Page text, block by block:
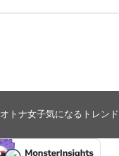
オトナ女子気になるトレンド